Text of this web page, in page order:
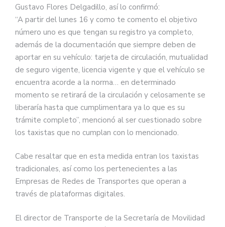
Gustavo Flores Delgadillo, así lo confirmó:
“A partir del lunes 16 y como te comento el objetivo
número uno es que tengan su registro ya completo,
además de la documentación que siempre deben de
aportar en su vehículo: tarjeta de circulación, mutualidad
de seguro vigente, licencia vigente y que el vehículo se
encuentra acorde a la norma… en determinado
momento se retirará de la circulación y celosamente se
liberaría hasta que cumplimentara ya lo que es su
trámite completo”, mencionó al ser cuestionado sobre
los taxistas que no cumplan con lo mencionado.
Cabe resaltar que en esta medida entran los taxistas
tradicionales, así como los pertenecientes a las
Empresas de Redes de Transportes que operan a
través de plataformas digitales.
El director de Transporte de la Secretaría de Movilidad